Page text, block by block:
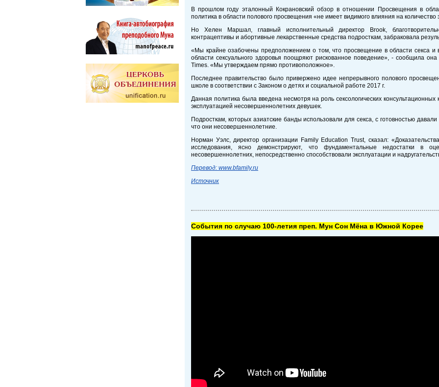
В прошлом году эталонный Кокрановский обзор в отношении Просвещения в
политика в области полового просвещения «не имеет видимого влияния на
Но Хелен Маршал, главный исполнительный директор Brook,
контрацептивы и абортивные лекарственные средства подросткам, забраковала
«Мы крайне озабочены предположением о том, что просвещение в области секса и
области сексуального здоровья поощряют рискованное поведение», - сообщила
Times. «Мы утверждаем прямо противоположное».
Последнее правительство было привержено идее непрерывного полового
школе в соответствии с Законом о детях и социальной работе 2017 г.
Данная политика была введена несмотря на роль сексологических консультационных
эксплуатацией несовершеннолетних девушек.
Подросткам, которых азиатские банды использовали для секса, с готовностью
что они несовершеннолетние.
Норман Уэлс, директор организации Family Education Trust, сказал:
исследования, ясно демонстрируют, что фундаментальные недостатки в
несовершеннолетних, непосредственно способствовали эксплуатации и
Перевод: www.bfamily.ru
Источник
Cобытия по случаю 100-летия преп. Мун Сон Мёна в Южной Корее